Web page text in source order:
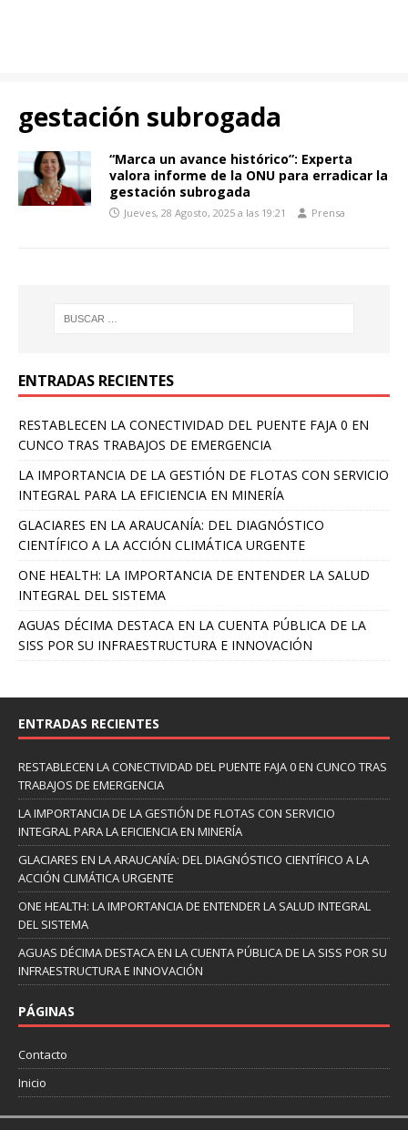
gestación subrogada
“Marca un avance histórico”: Experta
valora informe de la ONU para erradicar la
gestación subrogada
Jueves, 28 Agosto, 2025 a las 19:21 Prensa
ENTRADAS RECIENTES
RESTABLECEN LA CONECTIVIDAD DEL PUENTE FAJA 0 EN
CUNCO TRAS TRABAJOS DE EMERGENCIA
LA IMPORTANCIA DE LA GESTIÓN DE FLOTAS CON SERVICIO
INTEGRAL PARA LA EFICIENCIA EN MINERÍA
GLACIARES EN LA ARAUCANÍA: DEL DIAGNÓSTICO
CIENTÍFICO A LA ACCIÓN CLIMÁTICA URGENTE
ONE HEALTH: LA IMPORTANCIA DE ENTENDER LA SALUD
INTEGRAL DEL SISTEMA
AGUAS DÉCIMA DESTACA EN LA CUENTA PÚBLICA DE LA
SISS POR SU INFRAESTRUCTURA E INNOVACIÓN
ENTRADAS RECIENTES
RESTABLECEN LA CONECTIVIDAD DEL PUENTE FAJA 0 EN CUNCO TRAS
TRABAJOS DE EMERGENCIA
LA IMPORTANCIA DE LA GESTIÓN DE FLOTAS CON SERVICIO
INTEGRAL PARA LA EFICIENCIA EN MINERÍA
GLACIARES EN LA ARAUCANÍA: DEL DIAGNÓSTICO CIENTÍFICO A LA
ACCIÓN CLIMÁTICA URGENTE
ONE HEALTH: LA IMPORTANCIA DE ENTENDER LA SALUD INTEGRAL
DEL SISTEMA
AGUAS DÉCIMA DESTACA EN LA CUENTA PÚBLICA DE LA SISS POR SU
INFRAESTRUCTURA E INNOVACIÓN
PÁGINAS
Contacto
Inicio